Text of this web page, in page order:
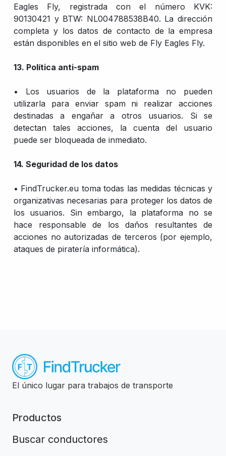
Eagles Fly, registrada con el número KVK:
90130421 y BTW: NL004788538B40. La dirección
completa y los datos de contacto de la empresa
están disponibles en el sitio web de Fly Eagles Fly.
13. Política anti-spam
• Los usuarios de la plataforma no pueden
utilizarla para enviar spam ni realizar acciones
destinadas a engañar a otros usuarios. Si se
detectan tales acciones, la cuenta del usuario
puede ser bloqueada de inmediato.
14. Seguridad de los datos
• FindTrucker.eu toma todas las medidas técnicas y
organizativas necesarias para proteger los datos de
los usuarios. Sin embargo, la plataforma no se
hace responsable de los daños resultantes de
acciones no autorizadas de terceros (por ejemplo,
ataques de piratería informática).
El único lugar para trabajos de transporte
Productos
Buscar conductores